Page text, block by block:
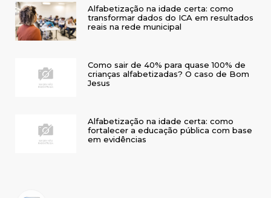
Alfabetização na idade certa: como
transformar dados do ICA em resultados
reais na rede municipal
Como sair de 40% para quase 100% de
crianças alfabetizadas? O caso de Bom
Jesus
Alfabetização na idade certa: como
fortalecer a educação pública com base
em evidências